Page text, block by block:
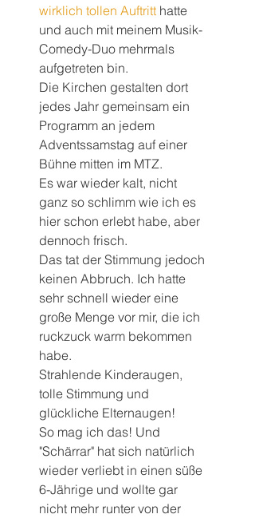
wirklich tollen Auftritt hatte
und auch mit meinem Musik-
Comedy-Duo mehrmals
aufgetreten bin.
Die Kirchen gestalten dort
jedes Jahr gemeinsam ein
Programm an jedem
Adventssamstag auf einer
Bühne mitten im MTZ.
Es war wieder kalt, nicht
ganz so schlimm wie ich es
hier schon erlebt habe, aber
dennoch frisch.
Das tat der Stimmung jedoch
keinen Abbruch. Ich hatte
sehr schnell wieder eine
große Menge vor mir, die ich
ruckzuck warm bekommen
habe.
Strahlende Kinderaugen,
tolle Stimmung und
glückliche Elternaugen!
So mag ich das! Und
"Schärrar" hat sich natürlich
wieder verliebt in einen süße
6-Jährige und wollte gar
nicht mehr runter von der